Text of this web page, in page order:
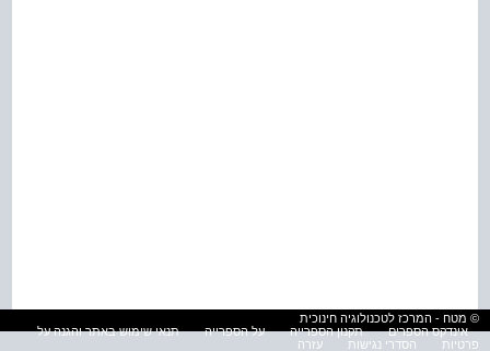
© מטח - המרכז לטכנולוגיה חינוכית
אינדקס הספרים
תקנון הספרייה על הספרייה
תנאי שימוש באתר והגנה על
פרטיות
הסדרי נגישות עזרה